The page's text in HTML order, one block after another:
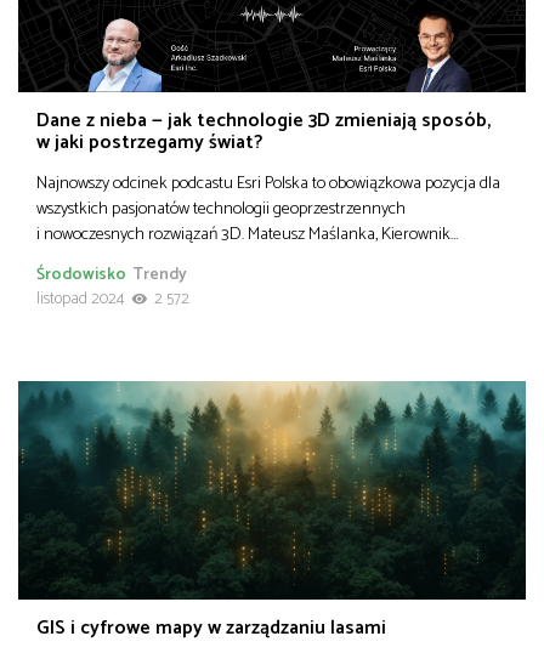
Dane z nieba — jak technologie 3D zmieniają sposób,
w jaki postrzegamy świat?
Najnowszy odcinek podcastu Esri Polska to obowiązkowa pozycja dla
wszystkich pasjonatów technologii geoprzestrzennych
i nowoczesnych rozwiązań 3D. Mateusz Maślanka, Kierownik…
Środowisko Trendy
listopad 2024
2 572
GIS i cyfrowe mapy w zarządzaniu lasami